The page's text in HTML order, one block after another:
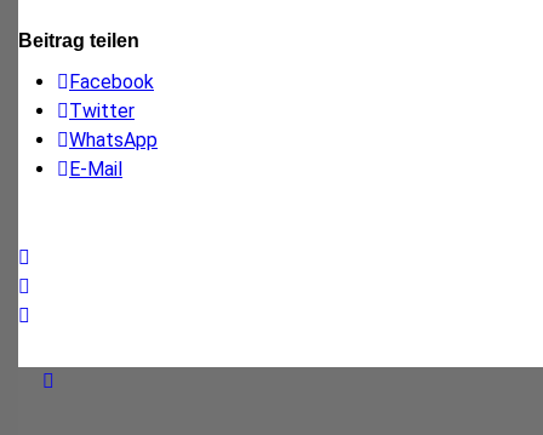
Beitrag teilen
Facebook
Twitter
WhatsApp
E-Mail